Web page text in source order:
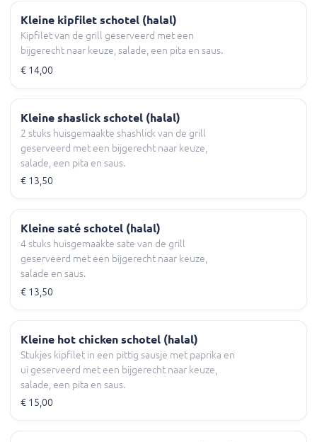
Kleine kipfilet schotel (halal)
Kipfilet van de grill geserveerd met een
bijgerecht naar keuze, salade, een pita en saus.
€ 14,00
Kleine shaslick schotel (halal)
2 stuks huisgemaakte shashlick van de grill
geserveerd met een bijgerecht naar keuze,
salade, een pita en saus.
€ 13,50
Kleine saté schotel (halal)
4 stuks huisgemaakte sate van de grill
geserveerd met een bijgerecht naar keuze,
salade en saus.
€ 13,50
Kleine hot chicken schotel (halal)
Stukjes kipfilet in een pittig sausje met paprika en
ui geserveerd met een bijgerecht naar keuze,
salade, een pita en saus.
€ 15,00